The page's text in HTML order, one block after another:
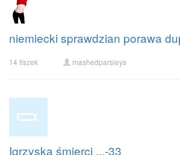
niemiecki sprawdzian porawa
14 fiszek mashedparsleys
Igrzyska śmierci ...-33